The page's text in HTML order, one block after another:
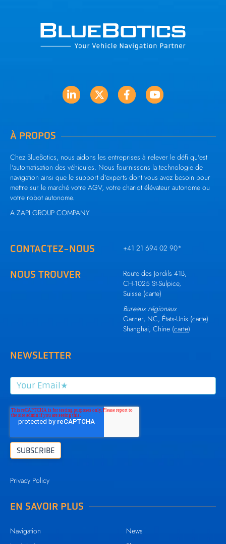
À PROPOS
Chez BlueBotics, nous aidons les entreprises à relever le défi qu'est
l'automatisation des véhicules. Nous fournissons la technologie de
navigation ainsi que le support d'experts dont vous avez besoin pour
mettre sur le marché votre AGV, votre chariot élévateur autonome ou
votre robot autonome.
A ZAPI GROUP COMPANY
CONTACTEZ-NOUS
NOUS TROUVER
+41 21 694 02 90*
Route des Jordils 41B,
CH-1025 St-Sulpice,
Suisse (carte)
Bureaux régionaux
Garner, NC, États-Unis (carte)
Shanghai, Chine (carte)
NEWSLETTER
Privacy Policy
EN SAVOIR PLUS
Navigation
News